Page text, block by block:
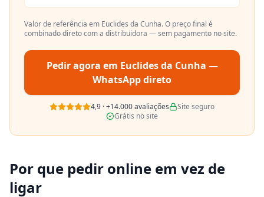
Valor de referência em Euclides da Cunha. O preço final é
combinado direto com a distribuidora — sem pagamento no site.
Pedir agora em Euclides da Cunha —
WhatsApp direto
4,9 ·+14.000avaliações
Site seguro
Grátis no site
Por que pedir online em vez de
ligar